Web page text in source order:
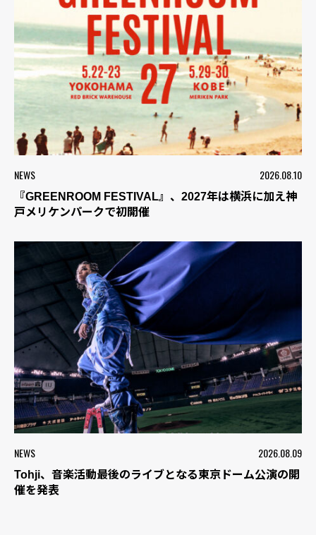
NEWS 2026.08.10
『GREENROOM FESTIVAL』、2027年は横浜に加え神
戸メリケンパークで初開催
NEWS 2026.08.09
Tohji、音楽活動最後のライブとなる東京ドーム公演の開
催を発表